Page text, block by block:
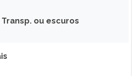
ou escuros